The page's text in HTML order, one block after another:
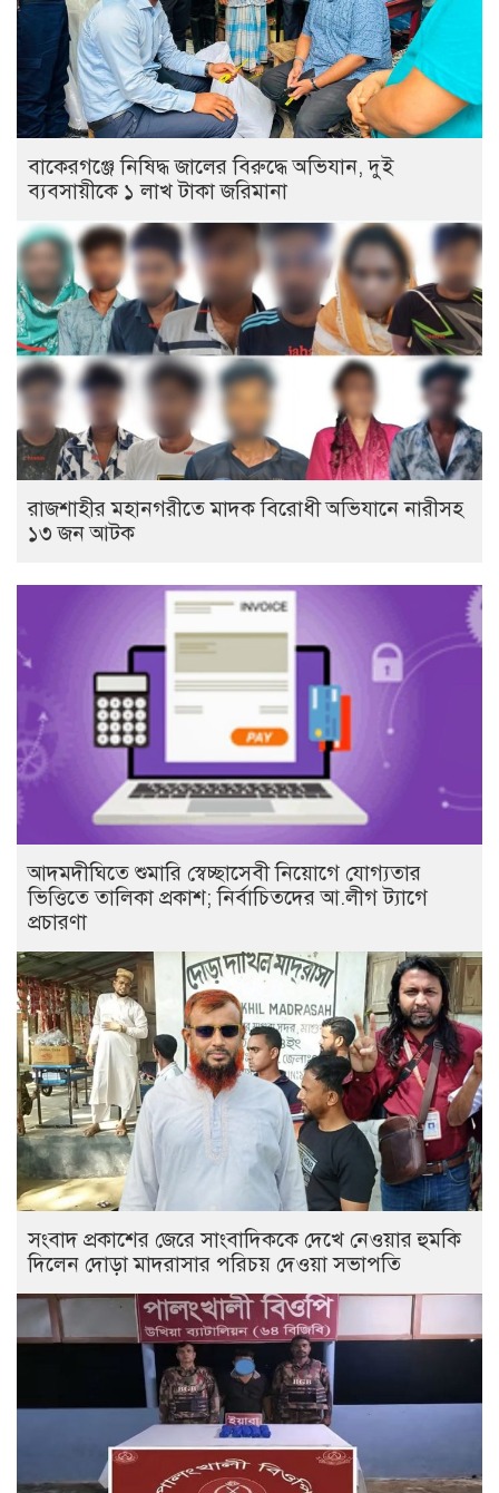
বাকেরগঞ্জে নিষিদ্ধ জালের বিরুদ্ধে অভিযান, দুই
ব্যবসায়ীকে ১ লাখ টাকা জরিমানা
রাজশাহীর মহানগরীতে মাদক বিরোধী অভিযানে নারীসহ
১৩ জন আটক
আদমদীঘিতে শুমারি স্বেচ্ছাসেবী নিয়োগে যোগ্যতার
ভিত্তিতে তালিকা প্রকাশ; নির্বাচিতদের আ.লীগ ট্যাগে
প্রচারণা
সংবাদ প্রকাশের জেরে সাংবাদিককে দেখে নেওয়ার হুমকি
দিলেন দোড়া মাদরাসার পরিচয় দেওয়া সভাপতি